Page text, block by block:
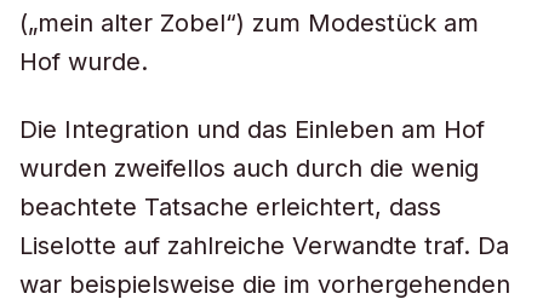
(„mein alter Zobel“) zum Modestück am
Hof wurde.
Die Integration und das Einleben am Hof
wurden zweifellos auch durch die wenig
beachtete Tatsache erleichtert, dass
Liselotte auf zahlreiche Verwandte traf. Da
war beispielsweise die im vorhergehenden